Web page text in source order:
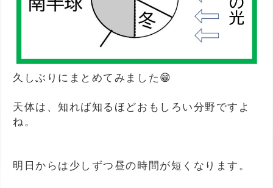
久しぶりにまとめてみました😁
天体は、知れば知るほどおもしろい分野ですよ
ね。
明日からは少しずつ昼の時間が短くなります。